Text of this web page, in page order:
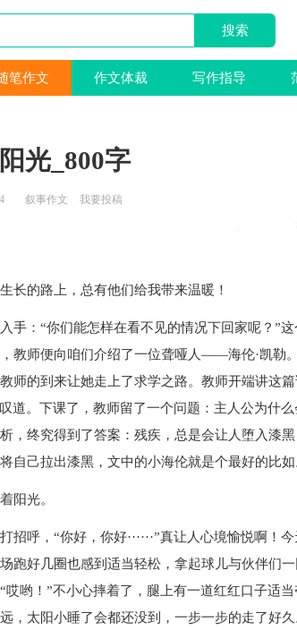
笔作文 作文体裁 写作指导
光_800字
叙事作文 我要投稿
长的路上，总有他们给我带来温暖！
：“你们能怎样在看不见的情况下回家呢？”这
教师便向咱们介绍了一位聋哑人——海伦·凯勒
师的到来让她走上了求学之路。教师开端讲这
道。下课了，教师留了一个问题：主人公为什
，终究得到了答案：残疾，总是会让人堕入漆黑
自己拉出漆黑，文中的小海伦就是个最好的比如
阳光。
，“你好，你好······”真让人心境愉悦啊！今
跑好几圈也感到适当轻松，拿起球儿与伙伴们
哟！”不小心摔着了，腿上有一道红红口子适当
，太阳小睡了会都还没到，一步一步的走了好